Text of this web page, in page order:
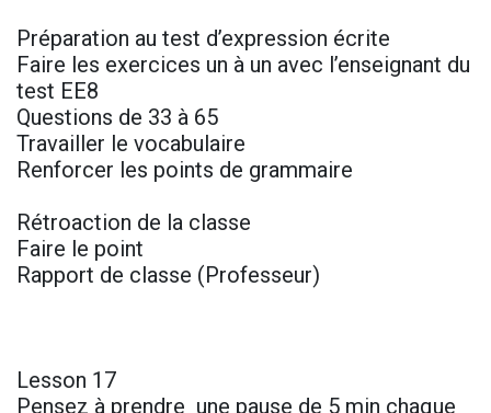
Préparation au test d’expression écrite
Faire les exercices un à un avec l’enseignant du
test EE8
Questions de 33 à 65
Travailler le vocabulaire
Renforcer les points de grammaire
Rétroaction de la classe
Faire le point
Rapport de classe (Professeur)
Lesson 17
Pensez à prendre une pause de 5 min chaque